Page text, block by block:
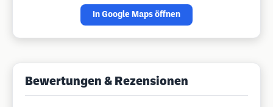
In Google Maps öffnen
Bewertungen & Rezensionen